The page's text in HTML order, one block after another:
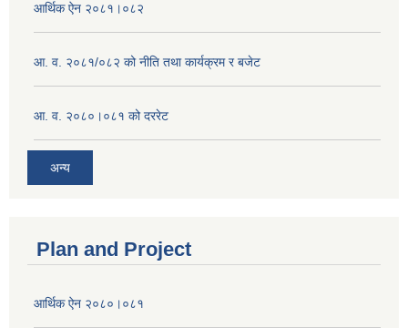
आर्थिक ऐन २०८१।०८२
आ. व. २०८१/०८२ को नीति तथा कार्यक्रम र बजेट
आ. व. २०८०।०८१ को दररेट
अन्य
Plan and Project
आर्थिक ऐन २०८०।०८१